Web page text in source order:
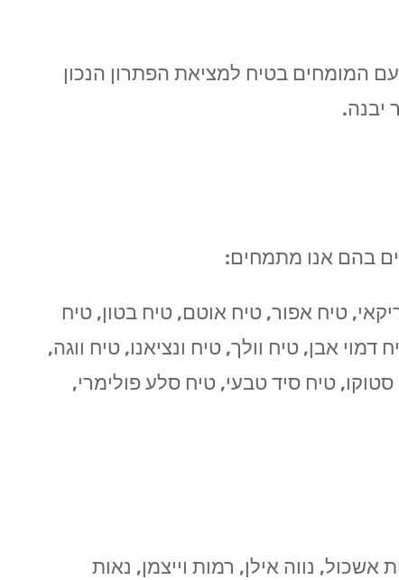
המומחים בטיח למציאת הפתרון הנכון
יבנה.
בהם אנו מתמחים:
טיח אפור, טיח אוטם, טיח בטון, טיח
אבן, טיח וולך, טיח ונציאנו, טיח ווגה,
טיח סיד טבעי, טיח סלע פולימרי,
אשכול, נווה אילן, רמות וייצמן, נאות